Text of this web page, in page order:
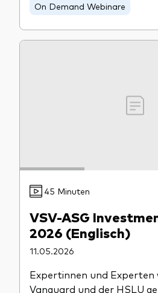
On Demand Webinare
45 Minuten
VSV-ASG
2026 (Englisch)
11.05.2026
Expertinnen und Experten
Vanguard und der HSLU